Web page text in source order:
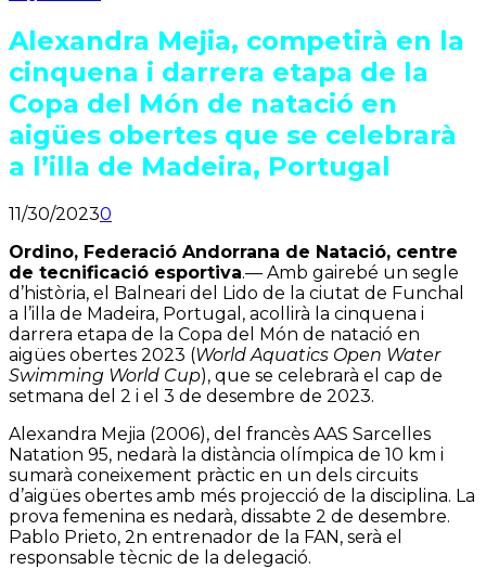
Alexandra Mejia, competirà en la
cinquena i darrera etapa de la
Copa del Món de natació en
aigües obertes que se celebrarà
a l’illa de Madeira, Portugal
11/30/20230
Ordino, Federació Andorrana de Natació, centre
de tecnificació esportiva.— Amb gairebé un segle
d’història, el Balneari del Lido de la ciutat de Funchal
a l’illa de Madeira, Portugal, acollirà la cinquena i
darrera etapa de la Copa del Món de natació en
aigües obertes 2023 (World Aquatics Open Water
Swimming World Cup), que se celebrarà el cap de
setmana del 2 i el 3 de desembre de 2023.
Alexandra Mejia (2006), del francès AAS Sarcelles
Natation 95, nedarà la distància olímpica de 10 km i
sumarà coneixement pràctic en un dels circuits
d’aigües obertes amb més projecció de la disciplina. La
prova femenina es nedarà, dissabte 2 de desembre.
Pablo Prieto, 2n entrenador de la FAN, serà el
responsable tècnic de la delegació.